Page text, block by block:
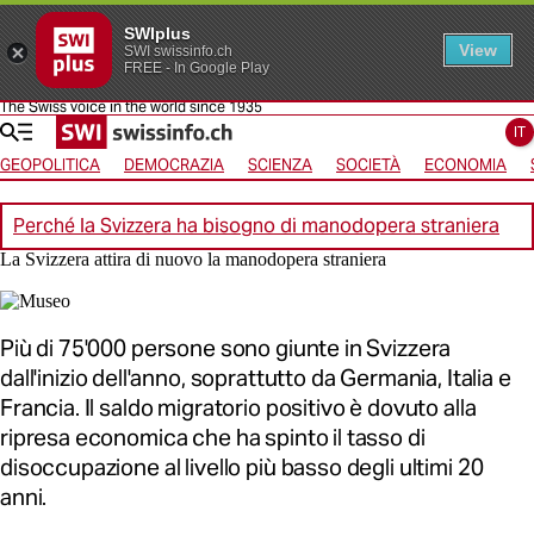
SWIplus
SWI swissinfo.ch
FREE - In Google Play
View
Vai alla homepage
Vai alla navigazione
Vai alla navigazione orizzontale
Vai alla selezione della lingua
Vai al contenuto
The Swiss voice in the world since 1935
IT
GEOPOLITICA DEMOCRAZIA SCIENZA SOCIETÀ ECONOMIA
Perché la Svizzera ha bisogno di manodopera straniera
La Svizzera attira di nuovo la manodopera straniera
Più di 75'000 persone sono giunte in Svizzera
dall'inizio dell'anno, soprattutto da Germania, Italia e
Francia. Il saldo migratorio positivo è dovuto alla
ripresa economica che ha spinto il tasso di
disoccupazione al livello più basso degli ultimi 20
anni.